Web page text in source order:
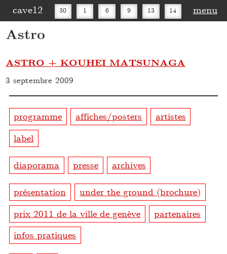
cave12 30 1 6 9 13 14 menu
Astro
ASTRO + KOUHEI MATSUNAGA
3 septembre 2009
programme affiches/posters
artistes
label
diaporama presse archives
présentation
under the ground (brochure)
prix 2011 de la ville de genève
partenaires
infos pratiques